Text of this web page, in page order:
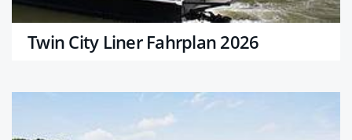
Twin City Liner Fahrplan 2026